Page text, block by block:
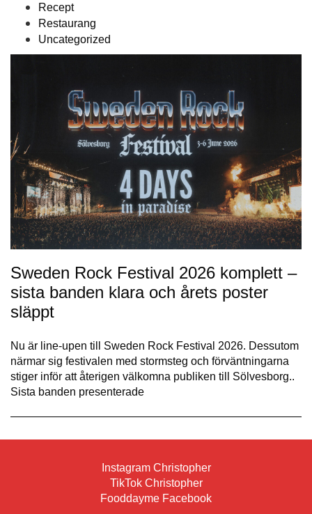
Recept
Restaurang
Uncategorized
Sweden Rock Festival 2026 komplett –
sista banden klara och årets poster
släppt
Nu är line-upen till Sweden Rock Festival 2026. Dessutom
närmar sig festivalen med stormsteg och förväntningarna
stiger inför att återigen välkomna publiken till Sölvesborg..
Sista banden presenterade
Instagram Christopher
TikTok Christopher
Fooddayme Facebook